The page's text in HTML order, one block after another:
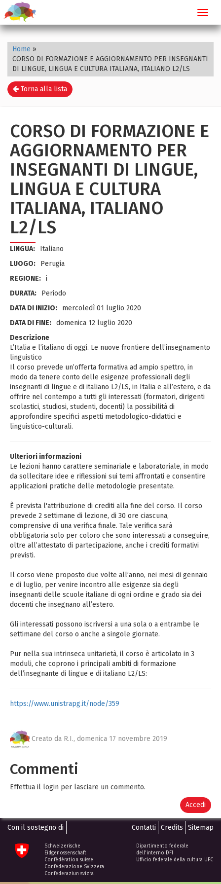
Home »
CORSO DI FORMAZIONE E AGGIORNAMENTO PER INSEGNANTI
DI LINGUE, LINGUA E CULTURA ITALIANA, ITALIANO L2/LS
Torna alla lista
CORSO DI FORMAZIONE E
AGGIORNAMENTO PER
INSEGNANTI DI LINGUE,
LINGUA E CULTURA
ITALIANA, ITALIANO
L2/LS
LINGUA:
Italiano
LUOGO:
Perugia
REGIONE: i
DURATA:
Periodo
DATA DI INIZIO:
mercoledì 01 luglio 2020
DATA DI FINE: domenica 12 luglio 2020
Descrizione
L’Italia e l’italiano di oggi. Le nuove frontiere dell’insegnamento
linguistico
Il corso prevede un’offerta formativa ad ampio spettro, in
modo da tenere conto delle esigenze professionali degli
insegnanti di lingue e di italiano L2/LS, in Italia e all’estero, e da
offrire nel contempo a tutti gli interessati (formatori, dirigenti
scolastici, studiosi, studenti, docenti) la possibilità di
approfondire specifici aspetti metodologico-didattici e
linguistico-culturali.
Ulteriori informazioni
Le lezioni hanno carattere seminariale e laboratoriale, in modo
da sollecitare idee e riflessioni sui temi affrontati e consentire
applicazioni pratiche delle metodologie presentate.
È prevista l'attribuzione di crediti alla fine del corso. Il corso
prevede 2 settimane di lezione, di 30 ore ciascuna,
comprensive di una verifica finale. Tale verifica sarà
obbligatoria solo per coloro che sono interessati a conseguire,
oltre all’attestato di partecipazione, anche i crediti formativi
previsti.
Il corso viene proposto due volte all’anno, nei mesi di gennaio
e di luglio, per venire incontro alle esigenze sia degli
insegnanti delle scuole italiane di ogni ordine e grado sia dei
docenti che insegnano all’estero.
Gli interessati possono iscriversi a una sola o a entrambe le
settimane del corso o anche a singole giornate.
Pur nella sua intrinseca unitarietà, il corso è articolato in 3
moduli, che coprono i principali ambiti di formazione
dell’insegnante di lingue e di italiano L2/LS:
https://www.unistrapg.it/node/359
Creato da R.I., domenica 17 novembre 2019
Commenti
Effettua il login per lasciare un commento.
Accedi
Con il sostegno di Contatti Credits Sitemap
Schweizerische
Eidgenossenschaft
Confédération suisse
Confederazione Svizzera
Confederaziun svizra
Dipartimento federale
dell'interno DFI
Ufficio federale della cultura UFC